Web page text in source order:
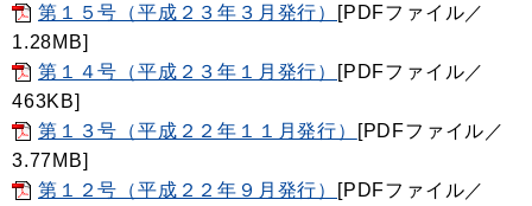
第１５号（平成２３年３月発行）
[PDFファイル／
1.28MB]
第１４号（平成２３年１月発行）
[PDFファイル／
463KB]
第１３号（平成２２年１１月発行）
[PDFファイル／
3.77MB]
第１２号（平成２２年９月発行）
[PDFファイル／